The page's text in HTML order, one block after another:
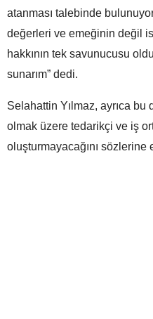
atanması talebinde
değerleri ve emeğinin değil
hakkının tek savunucusu
sunarım” dedi.
Selahattin Yılmaz, ayrıca bu
olmak üzere tedarikçi ve iş
oluşturmayacağını sözlerine